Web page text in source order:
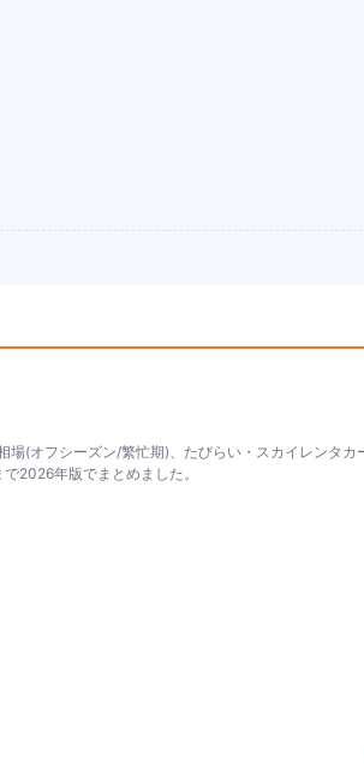
(オフシーズン/繁忙期)、たびらい・スカイレンタカ
2026年版でまとめました。